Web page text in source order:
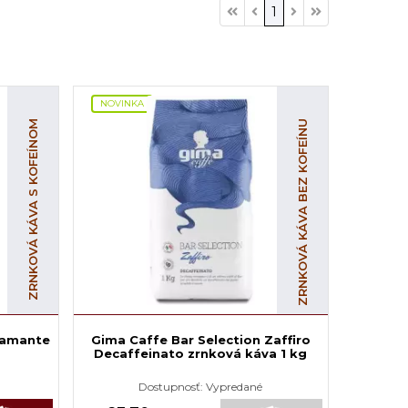
1
ZRNKOVÁ KÁVA S KOFEÍNOM
NOVINKA
ZRNKOVÁ KÁVA BEZ KOFEÍNU
Gima Caffe Bar Selection Zaffiro
Decaffeinato zrnková káva 1 kg
Dostupnosť:Vypredané